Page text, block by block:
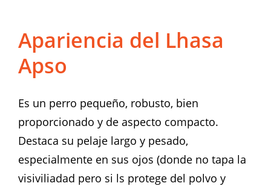
Apariencia del Lhasa
Apso
Es un perro pequeño, robusto, bien
proporcionado y de aspecto compacto.
Destaca su pelaje largo y pesado,
especialmente en sus ojos (donde no tapa la
visiviliadad pero si ls protege del polvo y